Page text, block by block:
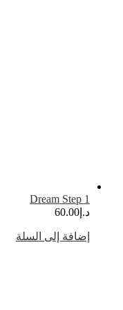
Dream Step
إلى السلة